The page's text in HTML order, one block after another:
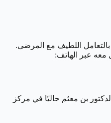
بالتعامل اللطيف مع المرضى.
علي الروبي مبلغ 115 ريال سعودي، ويمكن التواصل معه عبر الهاتف:
بن معثم حاليًا في مركز